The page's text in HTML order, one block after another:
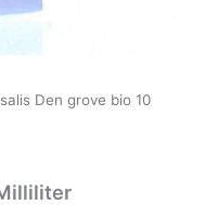
Den grove bio 10